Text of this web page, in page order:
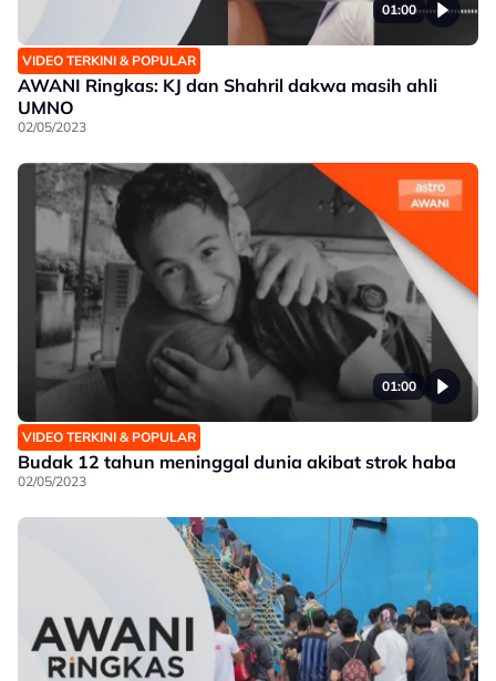
01:00
VIDEO TERKINI & POPULAR
AWANI Ringkas: KJ dan Shahril dakwa masih ahli
UMNO
02/05/2023
01:00
VIDEO TERKINI & POPULAR
Budak 12 tahun meninggal dunia akibat strok haba
02/05/2023